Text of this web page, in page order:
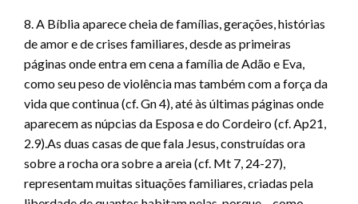
8. A Bíblia aparece cheia de famílias, gerações, histórias
de amor e de crises familiares, desde as primeiras
páginas onde entra em cena a família de Adão e Eva,
como seu peso de violência mas também com a força da
vida que continua (cf. Gn 4), até às últimas páginas onde
aparecem as núpcias da Esposa e do Cordeiro (cf. Ap21,
2.9).As duas casas de que fala Jesus, construídas ora
sobre a rocha ora sobre a areia (cf. Mt 7, 24-27),
representam muitas situações familiares, criadas pela